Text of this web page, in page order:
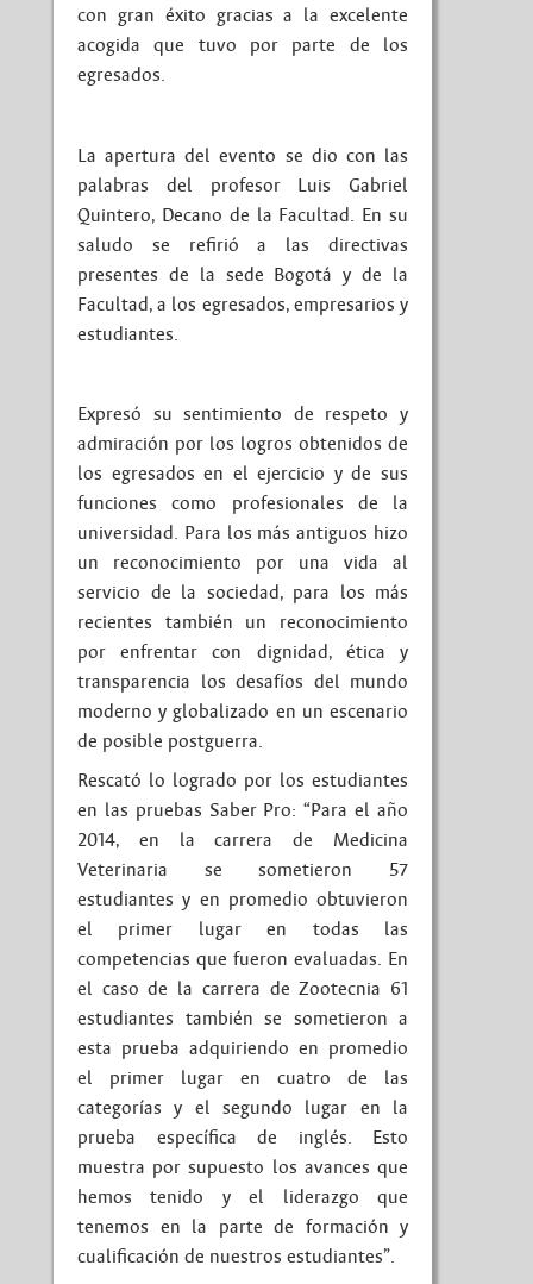
con gran éxito gracias a la excelente
acogida que tuvo por parte de los
egresados.
La apertura del evento se dio con las
palabras del profesor Luis Gabriel
Quintero, Decano de la Facultad. En su
saludo se refirió a las directivas
presentes de la sede Bogotá y de la
Facultad, a los egresados, empresarios y
estudiantes.
Expresó su sentimiento de respeto y
admiración por los logros obtenidos de
los egresados en el ejercicio y de sus
funciones como profesionales de la
universidad. Para los más antiguos hizo
un reconocimiento por una vida al
servicio de la sociedad, para los más
recientes también un reconocimiento
por enfrentar con dignidad, ética y
transparencia los desafíos del mundo
moderno y globalizado en un escenario
de posible postguerra.
Rescató lo logrado por los estudiantes
en las pruebas Saber Pro: “Para el año
2014, en la carrera de Medicina
Veterinaria se sometieron 57
estudiantes y en promedio obtuvieron
el primer lugar en todas las
competencias que fueron evaluadas. En
el caso de la carrera de Zootecnia 61
estudiantes también se sometieron a
esta prueba adquiriendo en promedio
el primer lugar en cuatro de las
categorías y el segundo lugar en la
prueba específica de inglés. Esto
muestra por supuesto los avances que
hemos tenido y el liderazgo que
tenemos en la parte de formación y
cualificación de nuestros estudiantes”.